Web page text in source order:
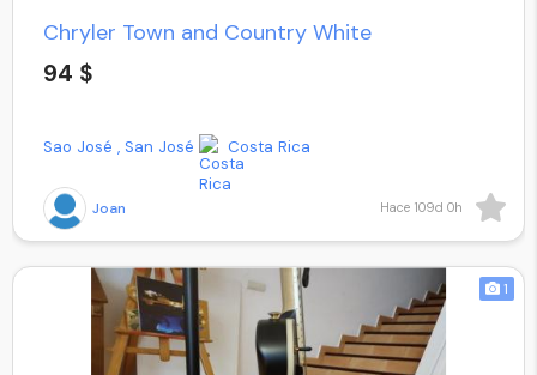
Chryler Town and Country White
94 $
Joan
Sao José , San José Costa Rica
Hace 109d 0h
1